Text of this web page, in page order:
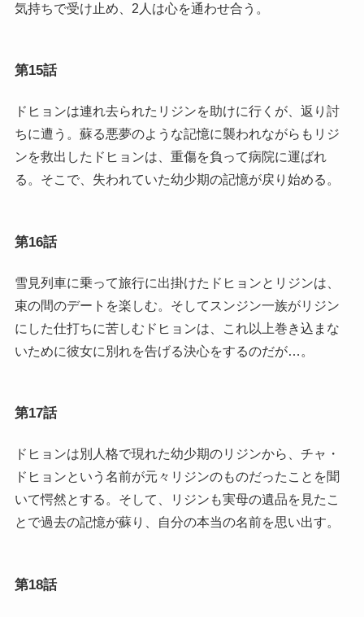
気持ちで受け止め、2人は心を通わせ合う。
第15話
ドヒョンは連れ去られたリジンを助けに行くが、返り討
ちに遭う。蘇る悪夢のような記憶に襲われながらもリジ
ンを救出したドヒョンは、重傷を負って病院に運ばれ
る。そこで、失われていた幼少期の記憶が戻り始める。
第16話
雪見列車に乗って旅行に出掛けたドヒョンとリジンは、
束の間のデートを楽しむ。そしてスンジン一族がリジン
にした仕打ちに苦しむドヒョンは、これ以上巻き込まな
いために彼女に別れを告げる決心をするのだが…。
第17話
ドヒョンは別人格で現れた幼少期のリジンから、チャ・
ドヒョンという名前が元々リジンのものだったことを聞
いて愕然とする。そして、リジンも実母の遺品を見たこ
とで過去の記憶が蘇り、自分の本当の名前を思い出す。
第18話